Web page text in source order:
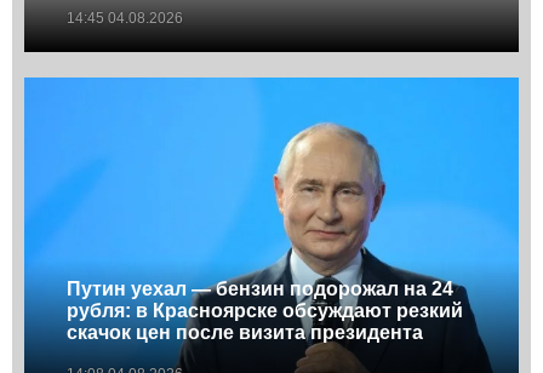
14:45 04.08.2026
Путин уехал — бензин подорожал на 24
рубля: в Красноярске обсуждают резкий
скачок цен после визита президента